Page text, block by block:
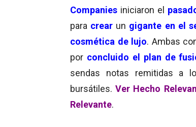
Companies iniciaron el
para crear un gigante en el
cosmética de lujo. Ambas
por concluido el plan de
sendas notas remitidas a
bursátiles.Ver Hecho
Relevante.